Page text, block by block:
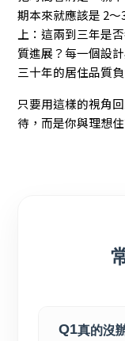
期本來就應該是 2
上：這兩到三年是
質進展？每一個設
三十年的居住品質負
只要用這樣的視角
待，而是你與理想
Q1真的沒